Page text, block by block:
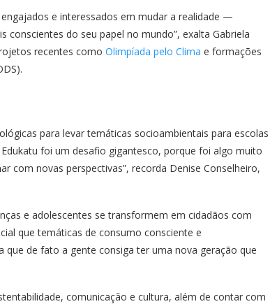
e interessados em mudar a realidade —
do seu papel no mundo”, exalta Gabriela
recentes como Olimpíada pelo Clima e formações
para levar temáticas socioambientais para escolas
foi um desafio gigantesco, porque foi algo muito
com novas perspectivas”, recorda Denise Conselheiro,
e adolescentes se transformem em cidadãos com
que temáticas de consumo consciente e
de fato a gente consiga ter uma nova geração que
comunicação e cultura, além de contar com